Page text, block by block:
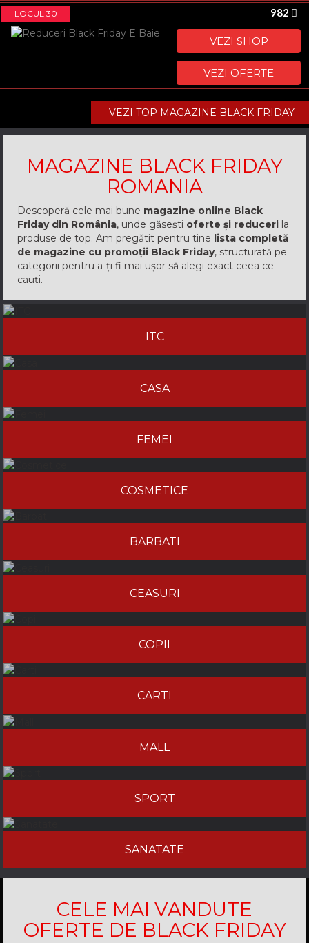
LOCUL 30 982
VEZI SHOP
VEZI OFERTE
VEZI TOP MAGAZINE BLACK FRIDAY
MAGAZINE BLACK FRIDAY
ROMANIA
Descoperă cele mai bune magazine online Black
Friday din România, unde găsești oferte și reduceri la
produse de top. Am pregătit pentru tine lista completă
de magazine cu promoții Black Friday, structurată pe
categorii pentru a-ți fi mai ușor să alegi exact ceea ce
cauți.
ITC
CASA
FEMEI
COSMETICE
BARBATI
CEASURI
COPII
CARTI
MALL
SPORT
SANATATE
CELE MAI VANDUTE
OFERTE DE BLACK FRIDAY